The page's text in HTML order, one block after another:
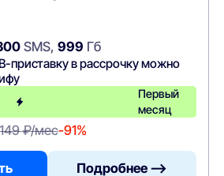
SMS, 999 Гб
приставку в рассрочку можно
Первый
месяц
₽/мес-91%
Подробнее —>